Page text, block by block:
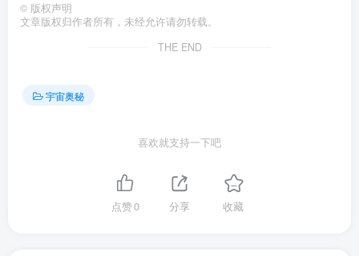
© 版权声明
文章版权归作者所有，未经允许请勿转载。
THE END
宇宙奥秘
喜欢就支持一下吧
点赞0 分享 收藏